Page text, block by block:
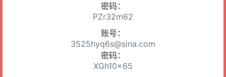
密码：
PZr32m62
账号：
3525hyq6s@sina.com
密码：
XGh10x65